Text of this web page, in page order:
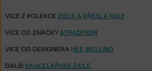
VÍCE Z KOLEKCE ŽIDLE A KŘESLA RELY
VÍCE OD ZNAČKY&TRADITION
VÍCE OD DESIGNÉRA HEE WELLING
DALŠÍ KANCELÁŘSKÉ ŽIDLE